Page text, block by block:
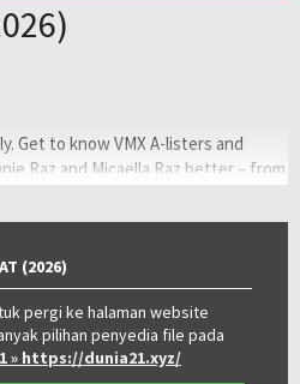
Get to know VMX A-listers and
Raz and Micaella Raz better – from
to their most talked about
and fun special.
(2026)
pergi ke halaman website
pilihan penyedia file pada
» https://dunia21.xyz/